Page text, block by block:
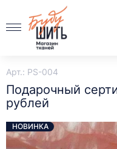
Арт.: PS-004
Подарочный
рублей
НОВИНКА